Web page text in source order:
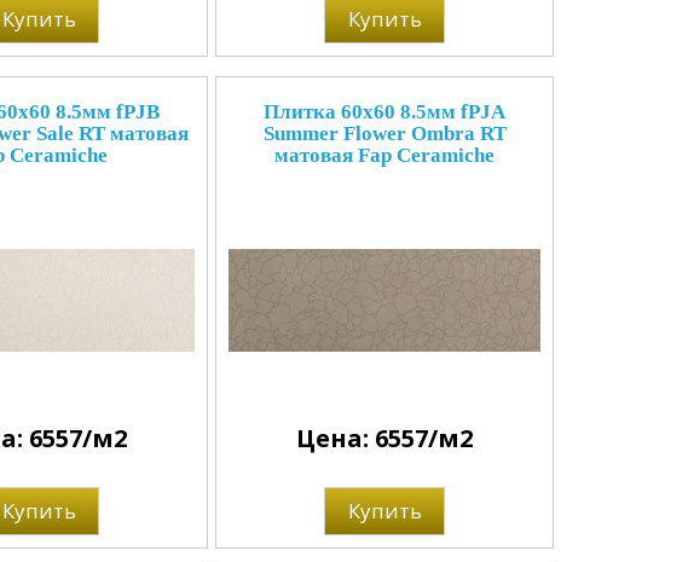
Купить Купить
8.5мм fPJB
Sale RT матовая
Ceramiche
6557/м2
Купить
Плитка 60x60 8.5мм fPJA
Summer Flower Ombra RT
матовая Fap Ceramiche
Цена: 6557/м2
Купить